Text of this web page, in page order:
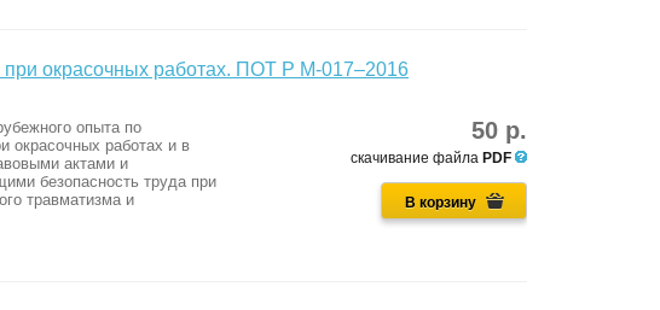
окрасочных работах. ПОТ Р М-017–2016
50 р.
скачивание файла PDF
В корзину
опыта по
окрасочных работах и в
актами и
безопасность труда при
травматизма и